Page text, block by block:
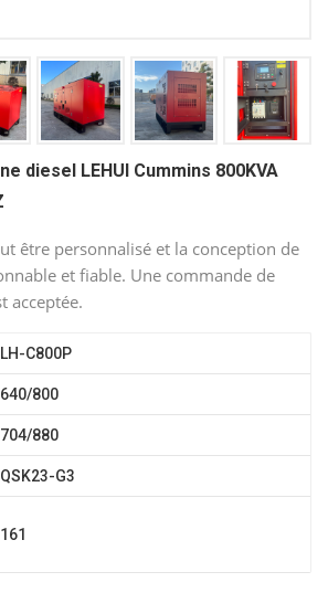
diesel LEHUI Cummins 800KVA
être personnalisé et la conception de
et fiable. Une commande de
acceptée.
LH-C800P
640/800
704/880
QSK23-G3
161